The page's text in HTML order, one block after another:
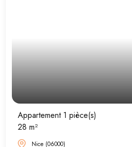
Appartement 1 pièce(s)
28 m²
Nice (06000)